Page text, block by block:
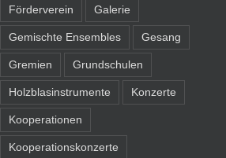
Förderverein Galerie
Gemischte Ensembles Gesang
Gremien Grundschulen
Holzblasinstrumente Konzerte
Kooperationen
Kooperationskonzerte